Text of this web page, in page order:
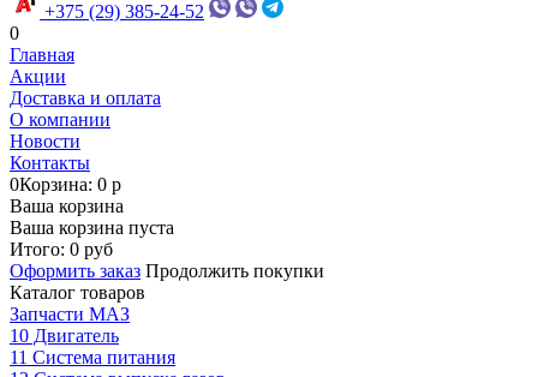
+375 (29) 385-24-52
0
Главная
Акции
Доставка и оплата
О компании
Новости
Контакты
0Корзина: 0 р
Ваша корзина
Ваша корзина пуста
Итого: 0 руб
Оформить заказ Продолжить покупки
Каталог товаров
Запчасти МАЗ
10 Двигатель
11 Система питания